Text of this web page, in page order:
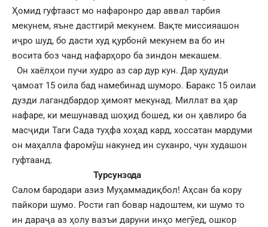
Ҳомид гуфтааст мо нафаронро дар аввал тарбия
мекунем, яъне дастгирӣ мекунем. Вақте миссияашон
иҷро шуд, бо дасти худ қурбонӣ мекунем ва бо ин
восита боз чанд нафарҳоро ба зиндон мекашем.
Он хаёлҳои пучи худро аз сар дур кун. Дар ҳудуди
ҷамоат 15 оила бад намебинад шуморо. Баракс 15 оилаи
дузди лагандбардор ҳимоят мекунад. Миллат ва ҳар
нафаре, ки мешунавад шоҳид бошед, ки он ҳавлиро ба
масҷиди Таги Сада туҳфа хоҳад кард, хоссатан мардуми
он маҳалла фаромӯш накунед ин суханро, чун худашон
гуфтаанд.
Турсунзода
Салом бародари азиз Муҳаммадиқбол! Аҳсан ба кору
пайкори шумо. Рости гап бовар надоштем, ки шумо то
ин дараҷа аз ҳолу вазъи даруни инҳо мегӯед, ошкор